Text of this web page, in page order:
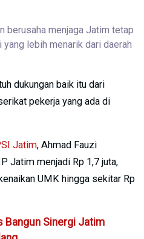
berusaha menjaga Jatim tetap
lebih menarik dari daerah
dukungan baik itu dari
pekerja yang ada di
Jatim, Ahmad Fauzi
Jatim menjadi Rp 1,7 juta,
UMK hingga sekitar Rp
Bangun Sinergi Jatim